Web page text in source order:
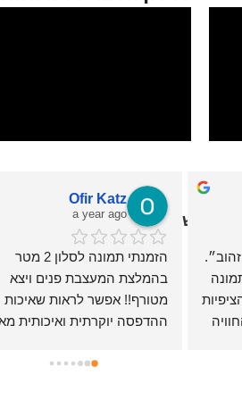
שינה - אוניקס גלריה
יצאה מדויקת וזה התעלה על הציפיות
Ofir Katz
a year ago
הזמנתי תמונה לסלון 2 מטר
בהמלצת המעצבת פנים ויצא
מטורף!! אפשר לראות שאיכות